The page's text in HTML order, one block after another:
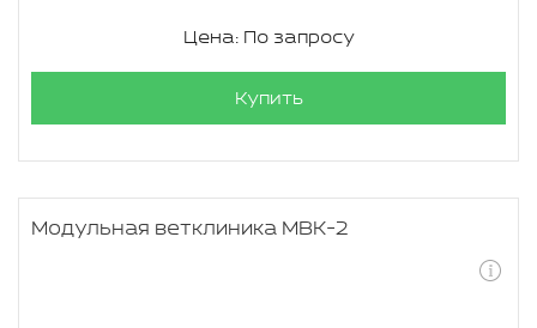
Цена: По запросу
Купить
Модульная ветклиника МВК-2